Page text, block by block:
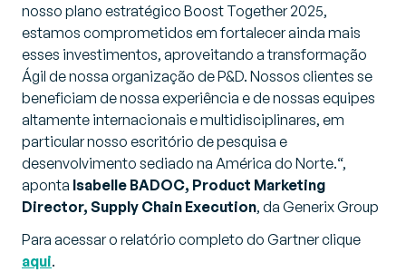
nosso plano estratégico Boost Together 2025,
estamos comprometidos em fortalecer ainda mais
esses investimentos, aproveitando a transformação
Ágil de nossa organização de P&D. Nossos clientes se
beneficiam de nossa experiência e de nossas equipes
altamente internacionais e multidisciplinares, em
particular nosso escritório de pesquisa e
desenvolvimento sediado na América do Norte.“,
aponta Isabelle BADOC, Product Marketing
Director, Supply Chain Execution, da Generix Group
Para acessar o relatório completo do Gartner clique
aqui.